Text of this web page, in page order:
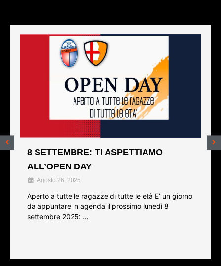
8 SETTEMBRE: TI ASPETTIAMO
ALL’OPEN DAY
Agosto 26, 2025
Aperto a tutte le ragazze di tutte le età E’ un giorno
da appuntare in agenda il prossimo lunedì 8
settembre 2025: …